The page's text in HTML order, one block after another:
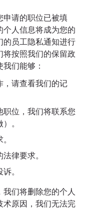
申请的职位已被填
个人信息将成为您的
的员工隐私通知进行
按照我们的保留政
们能够：
，请查看我们的记
职位，我们将联系您
。
律要求。
。
们将删除您的个人
术原因，我们无法完